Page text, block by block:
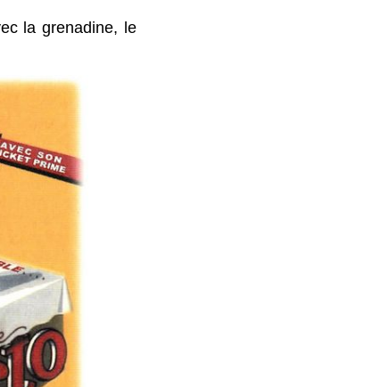
la grenadine, le